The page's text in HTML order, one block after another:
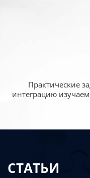
Практические
интеграцию
СТАТЬИ